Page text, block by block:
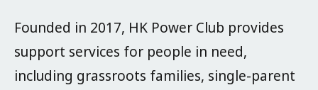
Founded in 2017, HK Power Club provides
support services for people in need,
including grassroots families, single-parent